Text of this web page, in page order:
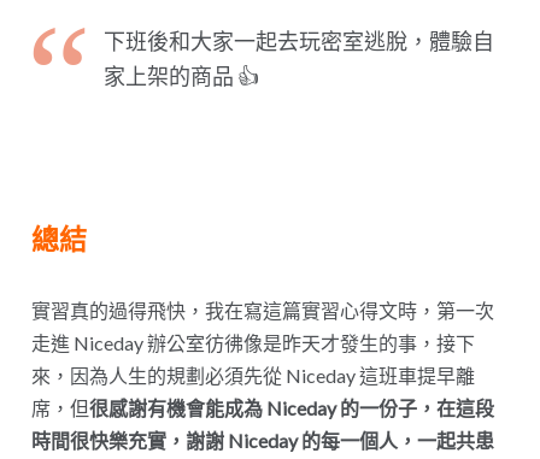
下班後和大家一起去玩密室逃脫，體驗自
家上架的商品 👍
總結
實習真的過得飛快，我在寫這篇實習心得文時，第一次
走進 Niceday 辦公室彷彿像是昨天才發生的事，接下
來，因為人生的規劃必須先從 Niceday 這班車提早離
席，但很感謝有機會能成為 Niceday 的一份子，在這段
時間很快樂充實，謝謝 Niceday 的每一個人，一起共患